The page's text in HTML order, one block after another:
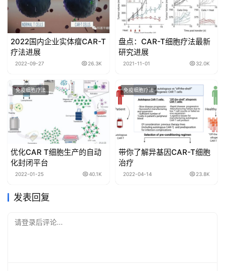
2022国内企业实体瘤CAR-T
疗法进展
2022-09-27 26.3K
盘点：CAR-T细胞疗法最新
研究进展
2021-11-01 32.0K
免疫细胞疗法
优化CAR T细胞生产的自动
化封闭平台
2022-01-25 40.1K
免疫细胞疗法
带你了解异基因CAR-T细胞
治疗
2022-04-14 23.8K
发表回复
请登录后评论...